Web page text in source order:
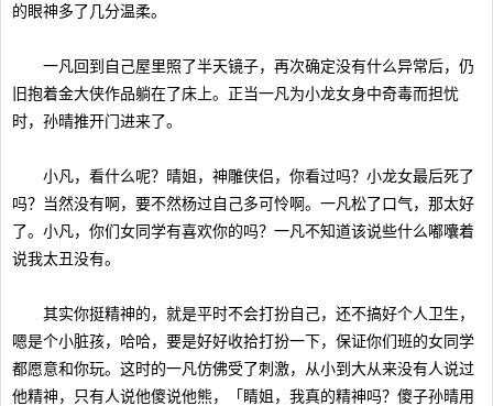
的眼神多了几分温柔。
一凡回到自己屋里照了半天镜子，再次确定没有什么异常后，仍
旧抱着金大侠作品躺在了床上。正当一凡为小龙女身中奇毒而担忧
时，孙晴推开门进来了。
小凡，看什么呢？晴姐，神雕侠侣，你看过吗？小龙女最后死了
吗？当然没有啊，要不然杨过自己多可怜啊。一凡松了口气，那太好
了。小凡，你们女同学有喜欢你的吗？一凡不知道该说些什么嘟囔着
说我太丑没有。
其实你挺精神的，就是平时不会打扮自己，还不搞好个人卫生，
嗯是个小脏孩，哈哈，要是好好收拾打扮一下，保证你们班的女同学
都愿意和你玩。这时的一凡仿佛受了刺激，从小到大从来没有人说过
他精神，只有人说他傻说他熊，「睛姐，我真的精神吗？傻子孙晴用